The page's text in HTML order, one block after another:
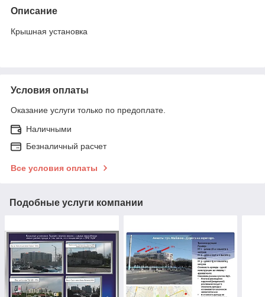
Описание
Крышная установка
Условия оплаты
Оказание услуги только по предоплате.
Наличными
Безналичный расчет
Все условия оплаты
Подобные услуги компании